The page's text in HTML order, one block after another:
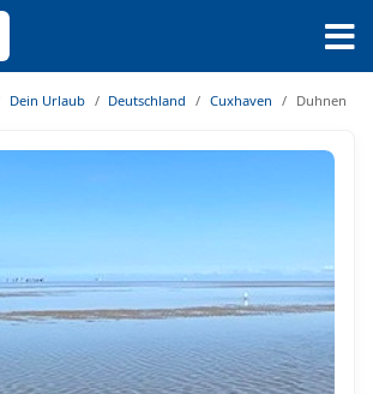
Dein Urlaub Deutschland Cuxhaven Duhnen